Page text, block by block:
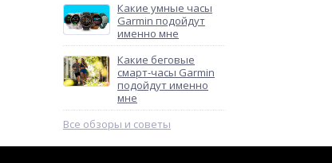
Какие умные часы
Garmin подойдут
именно мне
Какие беговые
смарт-часы Garmin
подойдут именно
мне
Все обзоры и советы